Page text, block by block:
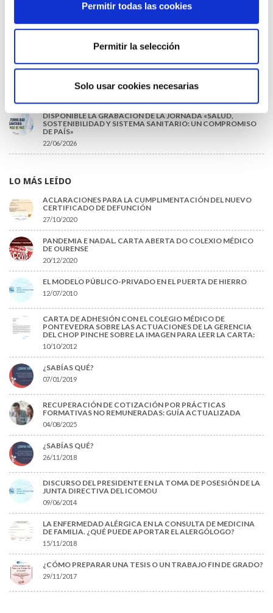
Permitir todas las cookies
Permitir la selección
Solo usar cookies necesarias
URGENTES ANTE LA SITUACIÓN CRÍTICA DEL SERVICIO DE
INFORME SOBRE LA CONSOLIDACIÓN DE GRADO A LAS/LOS
PUESTOS DE JEFATURA / DIRECCIÓN / COORDINACIÓN
DISPONIBLE LA GRABACIÓN DE LA JORNADA «SALUD,
SOSTENIBILIDAD Y SISTEMA SANITARIO: UN COMPROMISO
DE PAÍS»
22/06/2026
LO MÁS LEÍDO
ACLARACIONES PARA LA CUMPLIMENTACIÓN DEL NUEVO
CERTIFICADO DE DEFUNCIÓN
27/10/2020
PANDEMIA E NADAL. CARTA ABERTA DO COLEXIO MÉDICO
DE OURENSE
20/12/2020
EL MODELO PÚBLICO-PRIVADO EN EL PUERTA DE HIERRO
12/07/2010
CARTA DE ADHESIÓN CON EL COLEGIO MÉDICO DE
PONTEVEDRA SOBRE LAS ACTUACIONES DE LA GERENCIA
DEL CHOP PINCHE SOBRE LA IMAGEN PARA LEER LA CARTA:
10/10/2012
¿SABÍAS QUÉ?
07/01/2019
RECUPERACIÓN DE COTIZACIÓN POR PRÁCTICAS
FORMATIVAS NO REMUNERADAS: GUÍA ACTUALIZADA
04/08/2025
¿SABÍAS QUÉ?
26/11/2018
DISCURSO DEL PRESIDENTE EN LA TOMA DE POSESIÓN DE LA
JUNTA DIRECTIVA DEL ICOMOU
09/06/2014
LA ENFERMEDAD ALÉRGICA EN LA CONSULTA DE MEDICINA
DE FAMILIA. ¿QUÉ PUEDE APORTAR EL ALERGÓLOGO?
15/11/2018
¿CÓMO PREPARAR UNA TESIS O UN TRABAJO FIN DE GRADO?
29/11/2017